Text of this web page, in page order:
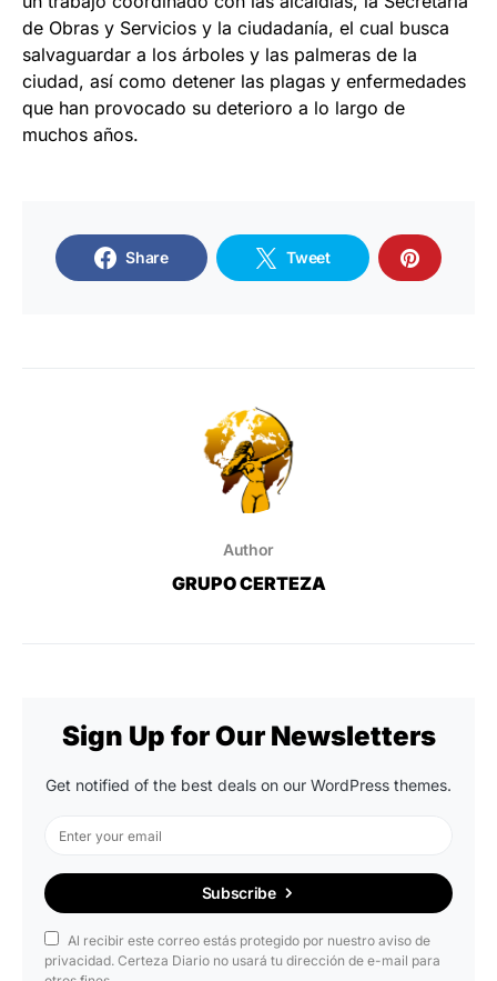
de Obras y Servicios y la ciudadanía, el cual busca
salvaguardar a los árboles y las palmeras de la
ciudad, así como detener las plagas y enfermedades
que han provocado su deterioro a lo largo de
muchos años.
Share Tweet
Author
GRUPO CERTEZA
Sign Up for Our Newsletters
Get notified of the best deals on our WordPress themes.
Subscribe
Al recibir este correo estás protegido por nuestro aviso de
privacidad. Certeza Diario no usará tu dirección de e-mail para